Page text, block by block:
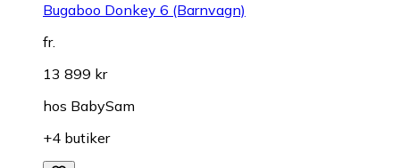
Bugaboo Donkey 6 (Barnvagn)
fr.
13 899 kr
hos BabySam
+4 butiker